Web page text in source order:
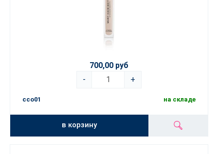
700,00 руб
-
+
cco01 на складе
в корзину